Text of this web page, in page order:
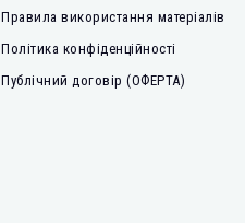
Правила використання матеріалів
Політика конфіденційності
Публічний договір (ОФЕРТА)